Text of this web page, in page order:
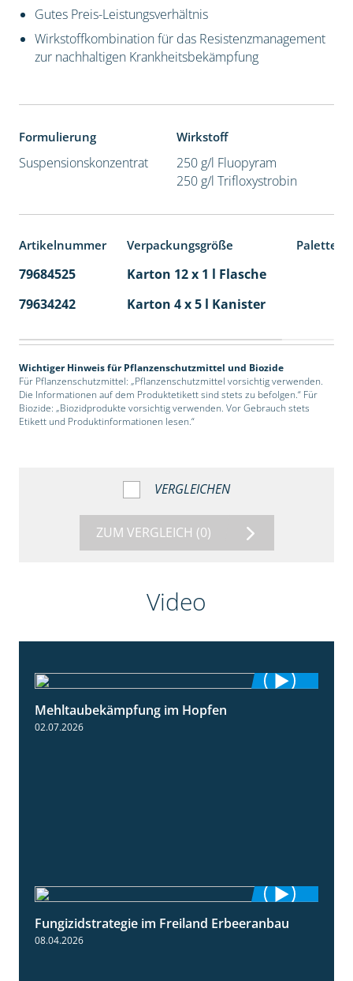
Gutes Preis-Leistungsverhältnis
Wirkstoffkombination für das Resistenzmanagement
zur nachhaltigen Krankheitsbekämpfung
Formulierung
Suspensionskonzentrat
Wirkstoff
250 g/l Fluopyram
250 g/l Trifloxystrobin
Artikelnummer Verpackungsgröße
79684525 Karton 12 x 1 l Flasche
79634242
Karton 4 x 5 l Kanister
Wichtiger Hinweis für Pflanzenschutzmittel und Biozide
Für Pflanzenschutzmittel: „Pflanzenschutzmittel vorsichtig verwenden.
Die Informationen auf dem Produktetikett sind stets zu befolgen.“ Für
Biozide: „Biozidprodukte vorsichtig verwenden. Vor Gebrauch stets
Etikett und Produktinformationen lesen.“
VERGLEICHEN
ZUM VERGLEICH (0)
Video
Mehltaubekämpfung im Hopfen
02.07.2026
2:49
Fungizidstrategie im Freiland Erbeeranbau
08.04.2026